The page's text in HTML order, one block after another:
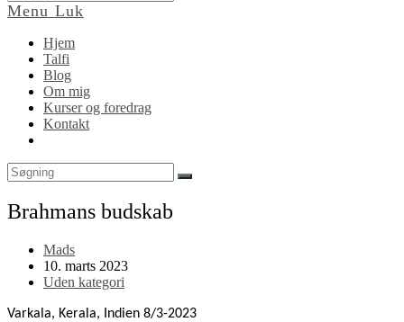
this
website
Menu Luk
Hjem
Talfi
Blog
Om mig
Kurser og foredrag
Kontakt
Brahmans budskab
Post
author:
Mads
Post
published:
10. marts 2023
Post
Uden kategori
Varkala, Kerala, Indien 8/3-2023